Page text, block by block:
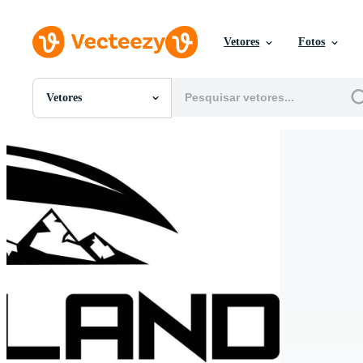
Vetores Fotos
Vetores
Todas Imagens
PNGs
PSDs
SVGs
Modelos
Videos
Motion graphics
Imagens Editoriais